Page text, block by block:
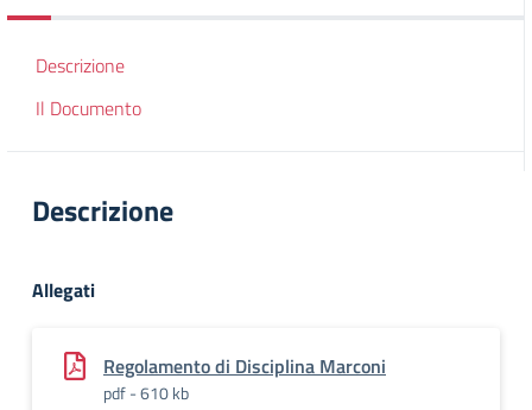
Descrizione
Il Documento
Descrizione
Allegati
Regolamento di Disciplina Marconi
pdf - 610 kb